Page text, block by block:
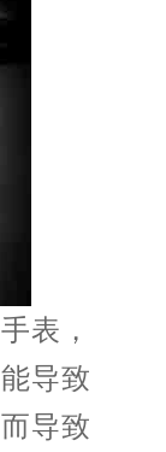
表，
导致
导致